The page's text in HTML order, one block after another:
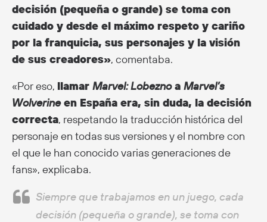
decisión (pequeña o grande) se toma con
cuidado y desde el máximo respeto y cariño
por la franquicia, sus personajes y la visión
de sus creadores», comentaba.
«Por eso, llamar Marvel: Lobeznoa Marvel’s
Wolverineen España era, sin duda, la decisión
correcta, respetando la traducción histórica del
personaje en todas sus versiones y el nombre con
el que le han conocido varias generaciones de
fans», explicaba.
Siempre que trabajamos en un juego, cada
decisión (pequeña o grande), se toma con